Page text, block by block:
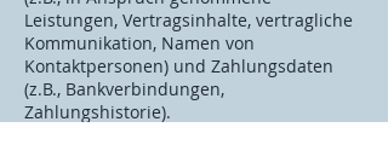
Leistungen, Vertragsinhalte, vertragliche
Kommunikation, Namen von
Kontaktpersonen) und Zahlungsdaten
(z.B., Bankverbindungen,
Zahlungshistorie).